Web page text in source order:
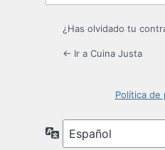
¿Has olvidado tu
← Ir a Cuina Justa
Política de
Idioma